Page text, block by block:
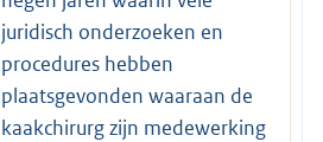
juridisch onderzoeken en
procedures hebben
plaatsgevonden waaraan de
kaakchirurg zijn medewerking